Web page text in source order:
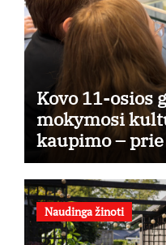
Kovo 11-osios
mokymosi
kaupimo –
taikymo
Naudinga žinoti